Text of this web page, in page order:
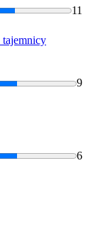
11
tajemnicy
9
6